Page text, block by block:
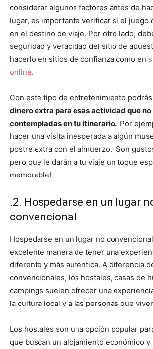
considerar algunos factores antes de
lugar, es importante verificar si el juego
en el destino de viaje. Por otro lado,
seguridad y veracidad del sitio de
hacerlo en sitios de confianza como en
online.
Con este tipo de entretenimiento
dinero extra para esas actividad que no
contempladas en tu itinerario. Por
hacer una visita inesperada a algún
postre extra con el almuerzo. ¡Son
pero que le darán a tu viaje un toque
memorable!
.2. Hospedarse en un lugar
convencional
Hospedarse en un lugar no
excelente manera de tener una
diferente y más auténtica. A diferencia
convencionales, los hostales, casas de
campings suelen ofrecer una
la cultura local y a las personas que
Los hostales son una opción popular
que buscan un alojamiento económico y